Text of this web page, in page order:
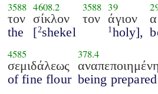
3588
τον
the
4608.2
σίκλον
[2shekel
3588
τον
39
άγιον
1 holy],
4585
σεμιδάλεως
of fine flour
378.4
being prepared